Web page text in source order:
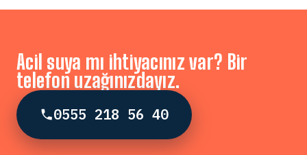
Acil suya mı ihtiyacınız var? Bir
telefon uzağınızdayız.
0555 218 56 40